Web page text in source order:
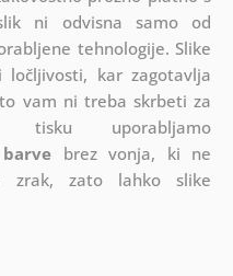
ni odvisna samo od
tehnologije. Slike
kar zagotavlja
vam ni treba skrbeti za
uporabljamo
brez vonja, ki ne
zrak, zato lahko slike